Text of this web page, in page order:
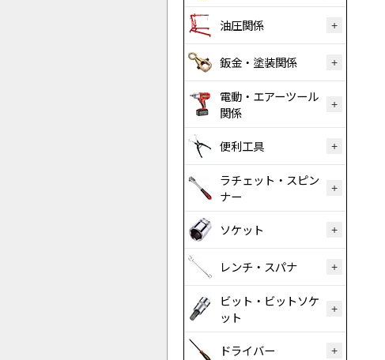
油圧関係
鈑金・塗装関係
電動・エアーツール
関係
便利工具
ラチェット・スピン
ナー
ソケット
レンチ・スパナ
ビット・ビットソケ
ット
ドライバー